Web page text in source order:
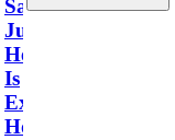
Salary
Jump.
Here
Is
Exactly
How